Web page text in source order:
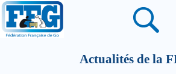
Actualités de la